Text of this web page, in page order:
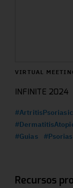
VIRTUAL
INFINITE 2024
#Guias
Recursos